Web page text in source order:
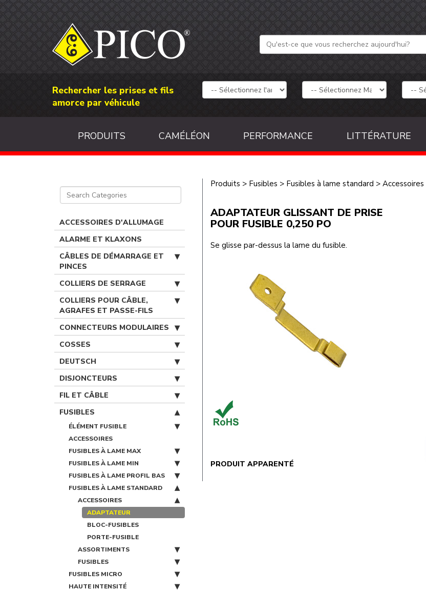
Rechercher les prises et fils
amorce par véhicule
PRODUITS CAMÉLÉON PERFORMANCE LITTÉRATURE
ACCESSOIRES D'ALLUMAGE
ALARME ET KLAXONS
CÂBLES DE DÉMARRAGE ET
PINCES
COLLIERS DE SERRAGE
COLLIERS POUR CÂBLE,
AGRAFES ET PASSE-FILS
CONNECTEURS MODULAIRES
COSSES
DEUTSCH
DISJONCTEURS
FIL ET CÂBLE
FUSIBLES
ÉLÉMENT FUSIBLE
ACCESSOIRES
FUSIBLES À LAME MAX
FUSIBLES À LAME MIN
FUSIBLES À LAME PROFIL BAS
FUSIBLES À LAME STANDARD
ACCESSOIRES
ADAPTATEUR
BLOC-FUSIBLES
PORTE-FUSIBLE
ASSORTIMENTS
FUSIBLES
FUSIBLES MICRO
HAUTE INTENSITÉ
Produits > Fusibles > Fusibles à lame standard > Accessoires
ADAPTATEUR GLISSANT DE PRISE
POUR FUSIBLE 0,250 PO
Se glisse par-dessus la lame du fusible.
PRODUIT APPARENTÉ